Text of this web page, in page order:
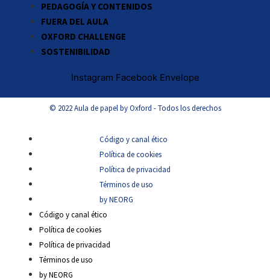
PEDAGOGÍA Y CONTENIDOS
FUERA DEL AULA
OXFORD CHALLENGE
SOSTENIBILIDAD
Instagram Facebook Envelope
© 2022 Aula de papel by Oxford - Todos los derechos
Código y canal ético
Política de cookies
Política de privacidad
Términos de uso
by NEORG
Código y canal ético
Política de cookies
Política de privacidad
Términos de uso
by NEORG